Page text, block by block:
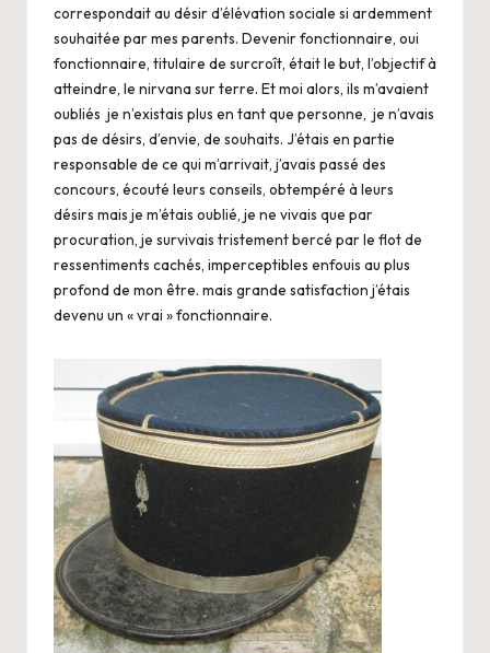
correspondait au désir d’élévation sociale si ardemment
souhaitée par mes parents. Devenir fonctionnaire, oui
fonctionnaire, titulaire de surcroît, était le but, l’objectif à
atteindre, le nirvana sur terre. Et moi alors, ils m’avaient
oubliés je n’existais plus en tant que personne, je n’avais
pas de désirs, d’envie, de souhaits. J’étais en partie
responsable de ce qui m’arrivait, j’avais passé des
concours, écouté leurs conseils, obtempéré à leurs
désirs mais je m’étais oublié, je ne vivais que par
procuration, je survivais tristement bercé par le flot de
ressentiments cachés, imperceptibles enfouis au plus
profond de mon être. mais grande satisfaction j’étais
devenu un « vrai » fonctionnaire.